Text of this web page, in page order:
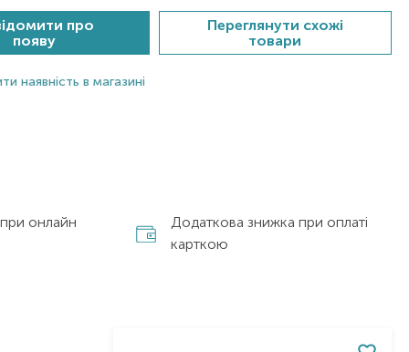
про
появу
Переглянути схожі
товари
наявність в магазині
онлайн
Додаткова знижка при оплаті
карткою